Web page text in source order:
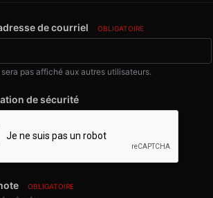
de courriel OBLIGATOIRE
pas affiché aux autres utilisateurs.
de sécurité
OBLIGATOIRE